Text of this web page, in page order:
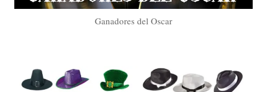
Ganadores del Oscar